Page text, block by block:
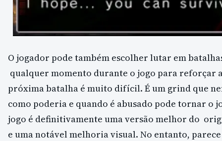
O jogador pode também escolher lutar em
qualquer momento durante o jogo para reforçar
próxima batalha é muito difícil. É um grind que
como poderia e quando é abusado pode tornar o
jogo é definitivamente uma versão melhor do
e uma notável melhoria visual. No entanto,